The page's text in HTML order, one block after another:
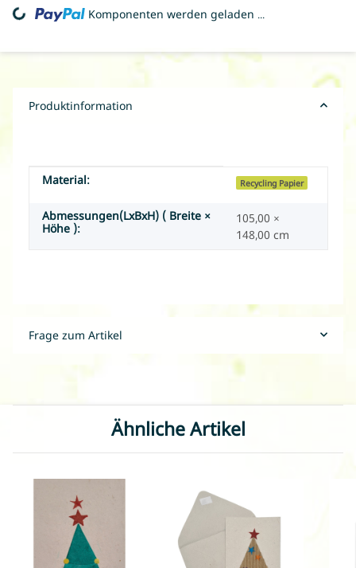
Komponenten werden geladen ...
Produktinformation
Produkteigenschaft
Wert
Material: Recycling Papier
Abmessungen(LxBxH) ( Breite ×
Höhe ):
105,00 ×
148,00 cm
Frage zum Artikel
Ähnliche Artikel